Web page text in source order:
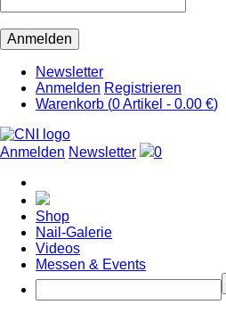
Newsletter
Anmelden Registrieren
Warenkorb (0Artikel - 0.00 €)
Anmelden Newsletter 0
Shop
Nail-Galerie
Videos
Messen & Events